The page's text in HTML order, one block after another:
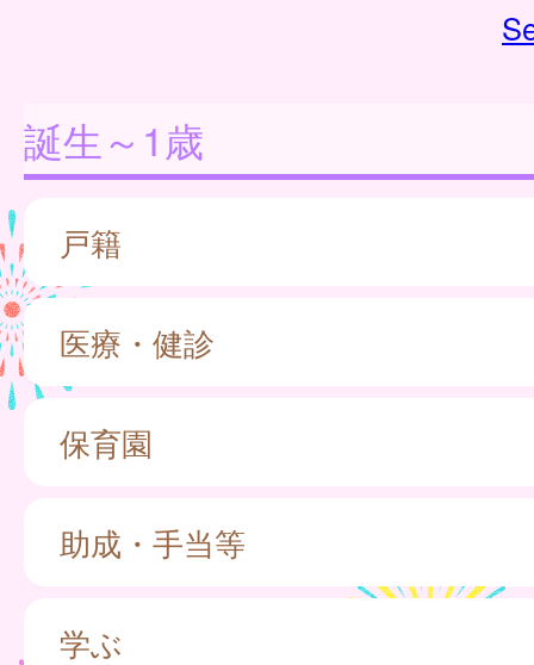
誕生～1歳
戸籍
医療・健診
保育園
助成・手当等
学ぶ